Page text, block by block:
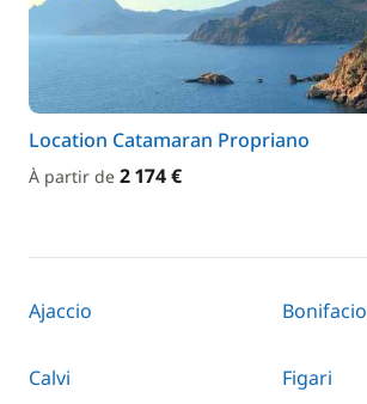
Location Catamaran Propriano
À partir de 2 174 €
Ajaccio Bonifacio
Calvi Figari